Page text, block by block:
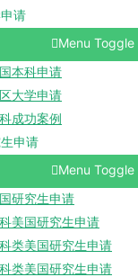
请
Menu Toggle
本科申请
大学申请
成功案例
申请
Menu Toggle
研究生申请
美国研究生申请
类美国研究生申请
类美国研究生申请